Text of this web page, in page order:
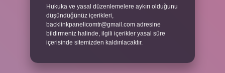
Hukuka ve yasal düzenlemelere aykırı olduğunu
düşündüğünüz içerikleri,
backlinkpanelicomtr@gmail.com adresine
bildirmeniz halinde, ilgili içerikler yasal süre
içerisinde sitemizden kaldırılacaktır.